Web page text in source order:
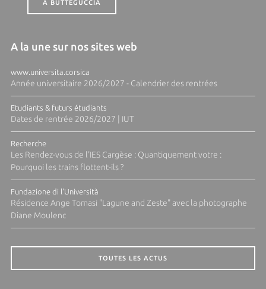
A BUTTEGUCCIA
A la une sur nos sites web
www.universita.corsica
Année universitaire 2026/2027 - Calendrier des rentrées
Etudiants & futurs étudiants
Dates de rentrée 2026/2027 | IUT
Recherche
Les Rendez-vous de l'IES Cargèse : Quantiquement votre :
Pourquoi les trains flottent-ils ?
Fundazione di l'Università
Résidence Ange Tomasi "Lagune and Zeste" avec la photographe
Diane Moulenc
TOUTES LES ACTUS